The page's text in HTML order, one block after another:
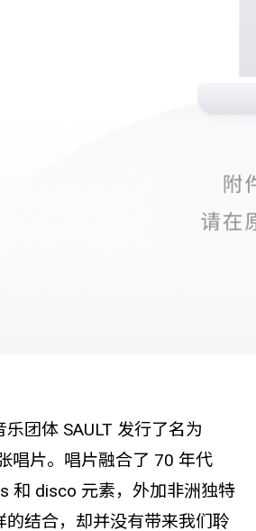
团体 SAULT 发行了名为
唱片。唱片融合了 70 年代
和 disco 元素，外加非洲独特
的结合，却并没有带来我们聆